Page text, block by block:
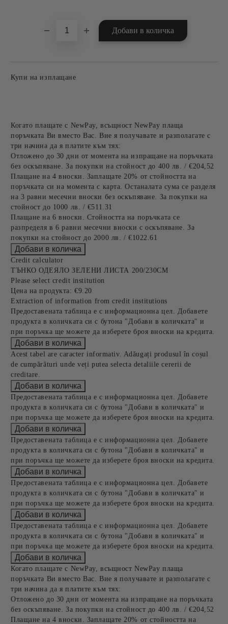
Купи на изплащане
Когато плащате с NewPay, всъщност NewPay плаща
поръчката Ви вместо Вас. Вие я получавате и разполагате с
три начина да я платите към тях:
Отложено до 30 дни от момента на изпращане на поръчката
без оскъпяване. За покупки на стойност до 400 лв. / €204,52
Плащане на 4 вноски. Заплащате 20% от стойността на
поръчката си на момента с карта. Останалата сума се разделя
на 3 равни месечни вноски без оскъпяване. За покупки на
стойност до 1000 лв. / €511.31
Плащане на 6 вноски. Стойността на поръчката се
разпределя в 6 равни месечни вноски с оскъпяване. За
покупки на стойност до 2000 лв. / €1022.61
Credit calculator
ТЪНКО ОДЕЯЛО ЗЕЛЕНИ ЛИСТА 200/230СМ
Please select credit institution
Цена на продукта: €9.20
Extraction of information from credit institutions
Предоставената таблица е с информационна цел. Добавете
продукта в количката си с бутона "Добави в количката" и
при поръчка ще можете да изберете броя вноски на кредита.
Acest tabel are caracter informativ. Adăugați produsul în coșul
de cumpărături unde veți putea selecta detaliile cererii de
creditare.
Предоставената таблица е с информационна цел. Добавете
продукта в количката си с бутона "Добави в количката" и
при поръчка ще можете да изберете броя вноски на кредита.
Предоставената таблица е с информационна цел. Добавете
продукта в количката си с бутона "Добави в количката" и
при поръчка ще можете да изберете броя вноски на кредита.
Предоставената таблица е с информационна цел. Добавете
продукта в количката си с бутона "Добави в количката" и
при поръчка ще можете да изберете броя вноски на кредита.
Предоставената таблица е с информационна цел. Добавете
продукта в количката си с бутона "Добави в количката" и
при поръчка ще можете да изберете броя вноски на кредита.
Когато плащате с NewPay, всъщност NewPay плаща
поръчката Ви вместо Вас. Вие я получавате и разполагате с
три начина да я платите към тях:
Отложено до 30 дни от момента на изпращане на поръчката
без оскъпяване. За покупки на стойност до 400 лв. / €204,52
Плащане на 4 вноски. Заплащате 20% от стойността на